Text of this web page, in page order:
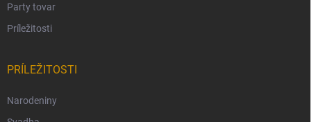
Party tovar
Príležitosti
PRÍLEŽITOSTI
Narodeniny